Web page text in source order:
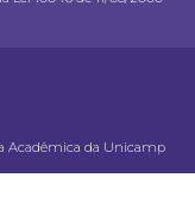
Acadêmica da Unicamp